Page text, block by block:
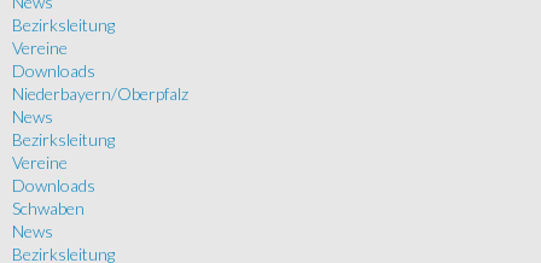
Bezirksleitung
Vereine
Downloads
Niederbayern/Oberpfalz
News
Bezirksleitung
Vereine
Downloads
Schwaben
News
Bezirksleitung